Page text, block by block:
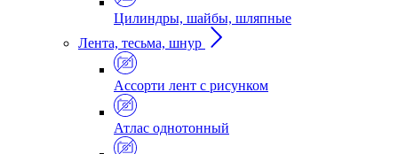
Цилиндры, шайбы, шляпные
Лента, тесьма, шнур
Ассорти лент с рисунком
Атлас однотонный